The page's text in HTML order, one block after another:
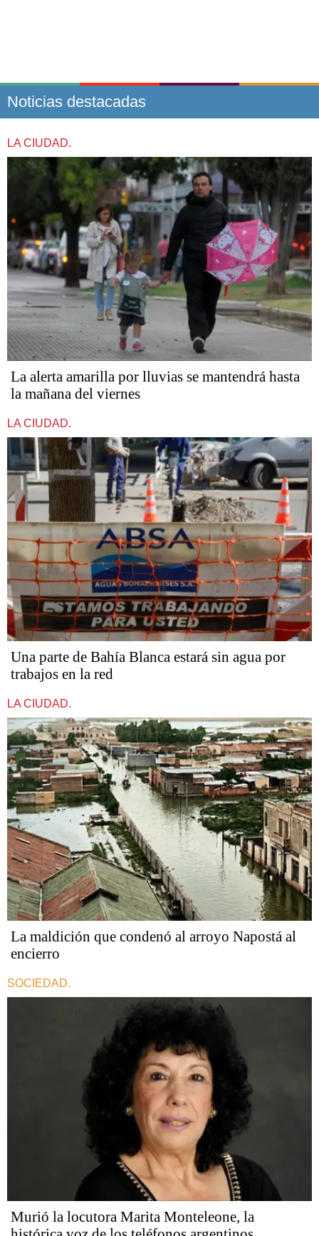
Noticias destacadas
LA CIUDAD.
La alerta amarilla por lluvias se mantendrá hasta
la mañana del viernes
LA CIUDAD.
Una parte de Bahía Blanca estará sin agua por
trabajos en la red
LA CIUDAD.
La maldición que condenó al arroyo Napostá al
encierro
SOCIEDAD.
Murió la locutora Marita Monteleone, la